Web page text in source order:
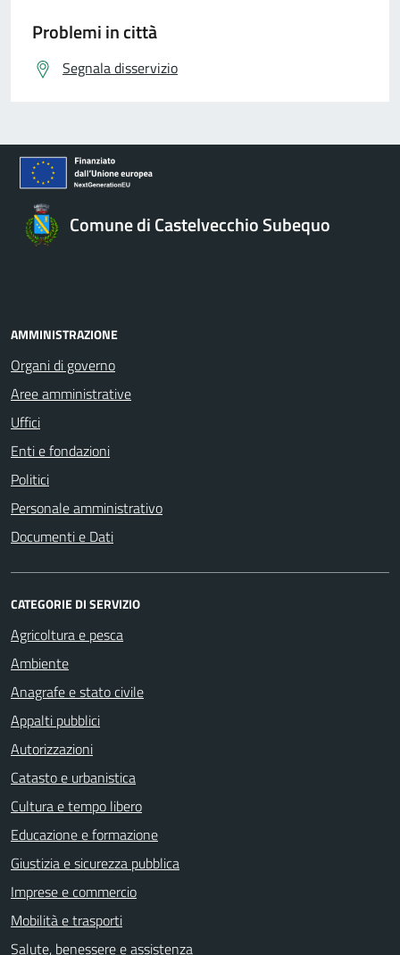
Problemi in città
Segnala disservizio
Comune di Castelvecchio Subequo
AMMINISTRAZIONE
Organi di governo
Aree amministrative
Uffici
Enti e fondazioni
Politici
Personale amministrativo
Documenti e Dati
CATEGORIE DI SERVIZIO
Agricoltura e pesca
Ambiente
Anagrafe e stato civile
Appalti pubblici
Autorizzazioni
Catasto e urbanistica
Cultura e tempo libero
Educazione e formazione
Giustizia e sicurezza pubblica
Imprese e commercio
Mobilità e trasporti
Salute, benessere e assistenza